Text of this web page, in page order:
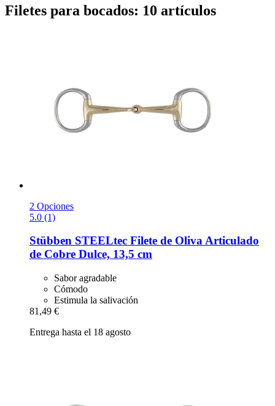
Filetes para bocados: 10 artículos
2 Opciones
5.0 (1)
Stübben STEELtec Filete de Oliva Articulado
de Cobre Dulce, 13,5 cm
Sabor agradable
Cómodo
Estimula la salivación
81,49 €
Entrega hasta el 18 agosto